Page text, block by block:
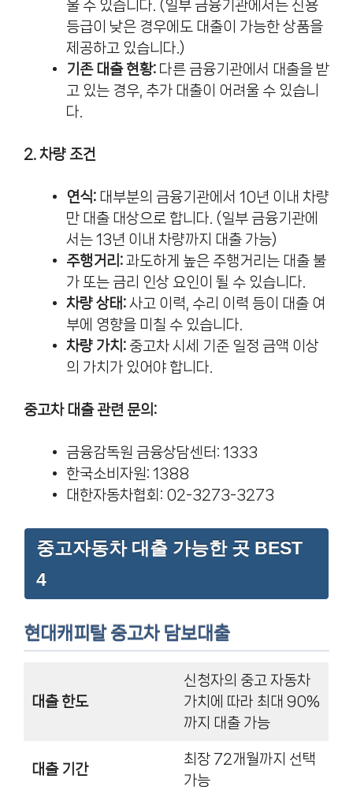
울 수 있습니다. (일부 금융기관에서는 신용
등급이 낮은 경우에도 대출이 가능한 상품을
제공하고 있습니다.)
기존 대출 현황: 다른 금융기관에서 대출을 받
고 있는 경우, 추가 대출이 어려울 수 있습니
다.
2. 차량 조건
연식: 대부분의 금융기관에서 10년 이내 차량
만 대출 대상으로 합니다. (일부 금융기관에
서는 13년 이내 차량까지 대출 가능)
주행거리: 과도하게 높은 주행거리는 대출 불
가 또는 금리 인상 요인이 될 수 있습니다.
차량 상태: 사고 이력, 수리 이력 등이 대출 여
부에 영향을 미칠 수 있습니다.
차량 가치: 중고차 시세 기준 일정 금액 이상
의 가치가 있어야 합니다.
중고차 대출 관련 문의:
금융감독원 금융상담센터: 1333
한국소비자원: 1388
대한자동차협회: 02-3273-3273
중고자동차 대출 가능한 곳 BEST
4
현대캐피탈 중고차 담보대출
대출 한도
신청자의 중고 자동차
가치에 따라 최대 90%
까지 대출 가능
대출 기간
최장 72개월까지 선택
가능